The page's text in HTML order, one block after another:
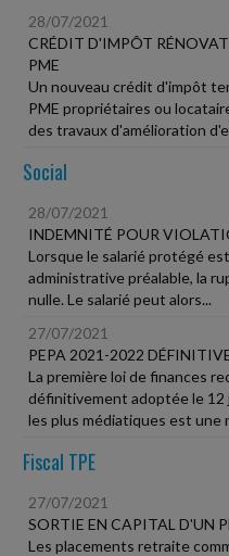
28/07/2021
CRÉDIT D'IMPÔT
PME
Un nouveau crédit d'impôt
PME propriétaires ou
des travaux d'amélioration
Social
28/07/2021
INDEMNITÉ POUR
Lorsque le salarié protégé
administrative préalable, la
nulle. Le salarié peut alors...
27/07/2021
PEPA 2021-2022
La première loi de finances
définitivement adoptée le 12
les plus médiatiques est une
Fiscal TPE
27/07/2021
SORTIE EN CAPITAL D'UN
Les placements retraite